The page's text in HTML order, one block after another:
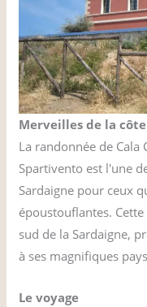
Merveilles de la côte
La randonnée de Cala
Spartivento est l'une
Sardaigne pour ceux
époustouflantes.
sud de la Sardaigne,
à ses magnifiques
Le voyage